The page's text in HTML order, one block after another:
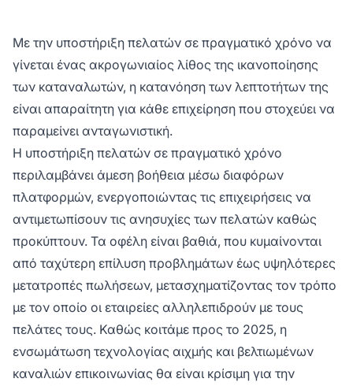
Με την υποστήριξη πελατών σε πραγματικό χρόνο να
γίνεται ένας ακρογωνιαίος λίθος της ικανοποίησης
των καταναλωτών, η κατανόηση των λεπτοτήτων της
είναι απαραίτητη για κάθε επιχείρηση που στοχεύει να
παραμείνει ανταγωνιστική.
Η υποστήριξη πελατών σε πραγματικό χρόνο
περιλαμβάνει άμεση βοήθεια μέσω διαφόρων
πλατφορμών, ενεργοποιώντας τις επιχειρήσεις να
αντιμετωπίσουν τις ανησυχίες των πελατών καθώς
προκύπτουν. Τα οφέλη είναι βαθιά, που κυμαίνονται
από ταχύτερη επίλυση προβλημάτων έως υψηλότερες
μετατροπές πωλήσεων, μετασχηματίζοντας τον τρόπο
με τον οποίο οι εταιρείες αλληλεπιδρούν με τους
πελάτες τους. Καθώς κοιτάμε προς το 2025, η
ενσωμάτωση τεχνολογίας αιχμής και βελτιωμένων
καναλιών επικοινωνίας θα είναι κρίσιμη για την